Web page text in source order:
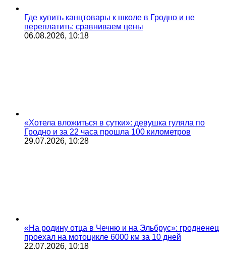
Где купить канцтовары к школе в Гродно и не
переплатить: сравниваем цены
06.08.2026, 10:18
«Хотела вложиться в сутки»: девушка гуляла по
Гродно и за 22 часа прошла 100 километров
29.07.2026, 10:28
«На родину отца в Чечню и на Эльбрус»: гродненец
проехал на мотоцикле 6000 км за 10 дней
22.07.2026, 10:18